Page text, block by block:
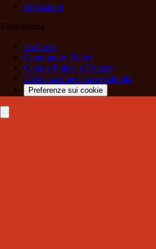
Redazione
Trasparenza
Archivio
Community Policy
Cookie Policy e Privacy
Dichiarazione di accessibilità
Preferenze sui cookie